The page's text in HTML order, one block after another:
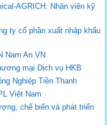
AGRICH: Nhân viên kỹ
ty cổ phần xuất nhập khẩu
Nam An VN
mại Dịch vụ HKB
Nghiệp Tiền Thanh
Việt Nam
chế biến và phát triển